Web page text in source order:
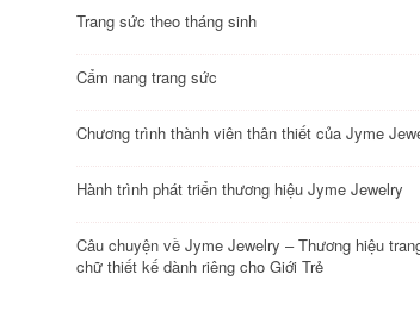
Trang sức theo tháng sinh
Cẩm nang trang sức
Chương trình thành viên thân thiết của Jyme
Hành trình phát triển thương hiệu Jyme Jewelry
Câu chuyện về Jyme Jewelry – Thương hiệu
chữ thiết kế dành riêng cho Giới Trẻ